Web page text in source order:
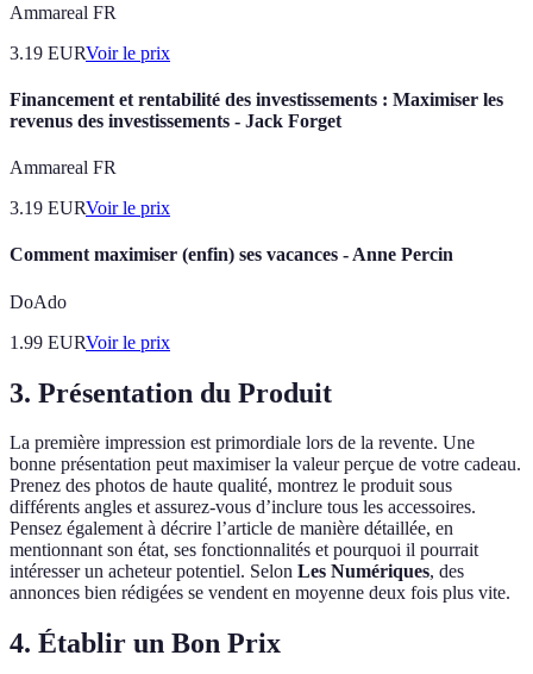
Ammareal FR
3.19 EURVoir le prix
Financement et rentabilité des investissements : Maximiser les
revenus des investissements - Jack Forget
Ammareal FR
3.19 EURVoir le prix
Comment maximiser (enfin) ses vacances - Anne Percin
DoAdo
1.99 EURVoir le prix
3. Présentation du Produit
La première impression est primordiale lors de la revente. Une
bonne présentation peut maximiser la valeur perçue de votre cadeau.
Prenez des photos de haute qualité, montrez le produit sous
différents angles et assurez-vous d’inclure tous les accessoires.
Pensez également à décrire l’article de manière détaillée, en
mentionnant son état, ses fonctionnalités et pourquoi il pourrait
intéresser un acheteur potentiel. Selon Les Numériques, des
annonces bien rédigées se vendent en moyenne deux fois plus vite.
4. Établir un Bon Prix